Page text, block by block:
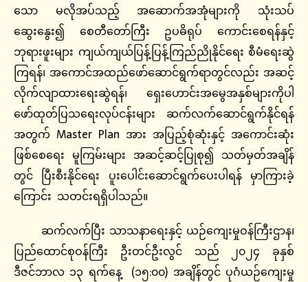
သော မလိုအပ်သည့် အဆောက်အအုံများကို သုံးသပ်
ဆွေးနွေး၍ စေတီတော်ကြီး ဥပဓိရုပ် ကောင်းစေရန်နှင့်
ဘုရားဖူးများ ကျယ်ကျယ်ပြန့်ပြန့်ကြည်ညိုနိုင်ရေး စီမံရေးဆွဲ
ကြရန်၊ အကောင်အထည်ဖော်ဆောင်ရွက်ရာတွင်လည်း အဆင့်
လိုက်လျာထားရေးဆွဲရန်၊ ရှေးဟောင်းအမွေအနှစ်များကိုပါ
ဖော်ထုတ်ပြသရေးလုပ်ငန်းများ ဆက်လက်ဆောင်ရွက်နိုင်ရန်
အတွက် Master Plan အား အပြည့်စုံဆုံးနှင့် အကောင်းဆုံး
ဖြစ်စေရေး မူကြမ်းများ အဆင့်ဆင့်ပြုစု၍ သတ်မှတ်အချိန်
တွင် ပြီးစီးနိုင်ရေး ပူးပေါင်းဆောင်ရွက်ပေးပါရန် မှာကြားခဲ့
ကြောင်း သတင်းရရှိပါသည်။
ဆက်လက်ပြီး သာသနာရေးနှင့် ယဉ်ကျေးမှုဝန်ကြီးဌာန၊
ပြည်ထောင်စုဝန်ကြီး ဦးတင်ဦးလွင် သည် ၂၀၂၄ ခုနှစ်
ဒီဇင်ဘာလ ၁၃ ရက်နေ့ (၁၅:၀၀) အချိန်တွင် ပုဂံယဉ်ကျေးမှု